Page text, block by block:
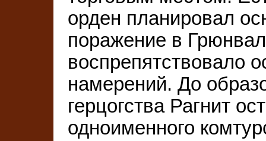
орден планировал
поражение в
воспрепятствовало
намерений. До
герцогства Рагнит
одноименного